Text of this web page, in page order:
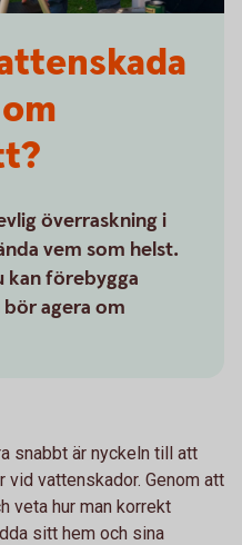
överraskning i
vem som helst.
kan förebygga
agera om
snabbt är nyckeln till att
vattenskador. Genom att
veta hur man korrekt
sitt hem och sina